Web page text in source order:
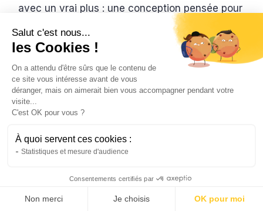
avec un vrai plus : une conception pensée pour
Salut c'est nous...
les Cookies !
On a attendu d'être sûrs que le contenu de
ce site vous intéresse avant de vous
déranger, mais on aimerait bien vous accompagner pendant votre
visite...
C'est OK pour vous ?
À quoi servent ces cookies :
Statistiques et mesure d'audience
Consentements certifiés par
Non merci Je choisis OK pour moi